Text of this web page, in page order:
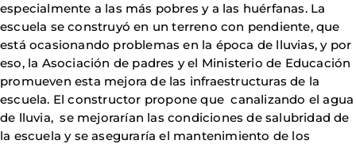
especialmente a las más pobres y a las huérfanas. La
escuela se construyó en un terreno con pendiente, que
está ocasionando problemas en la época de lluvias, y por
eso, la Asociación de padres y el Ministerio de Educación
promueven esta mejora de las infraestructuras de la
escuela. El constructor propone que canalizando el agua
de lluvia, se mejorarían las condiciones de salubridad de
la escuela y se aseguraría el mantenimiento de los